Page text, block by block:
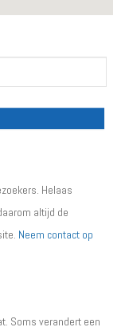
Helaas
altijd de
Neem contact op
Soms verandert een